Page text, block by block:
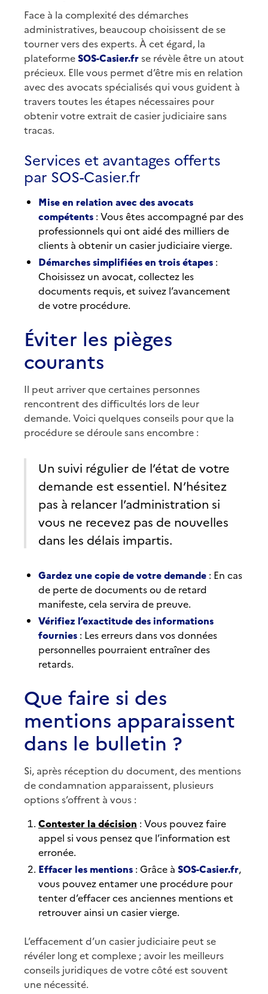
Face à la complexité des démarches
administratives, beaucoup choisissent de se
tourner vers des experts. À cet égard, la
plateformeSOS-Casier.frse révèle être un atout
précieux. Elle vous permet d’être mis en relation
avec des avocats spécialisés qui vous guident à
travers toutes les étapes nécessaires pour
obtenir votre extrait de casier judiciaire sans
tracas.
Services et avantages offerts
par SOS-Casier.fr
Mise en relation avec des avocats
compétents : Vous êtes accompagné par des
professionnels qui ont aidé des milliers de
clients à obtenir un casier judiciaire vierge.
Démarches simplifiées en trois étapes :
Choisissez un avocat, collectez les
documents requis, et suivez l’avancement
de votre procédure.
Éviter les pièges
courants
Il peut arriver que certaines personnes
rencontrent des difficultés lors de leur
demande. Voici quelques conseils pour que la
procédure se déroule sans encombre :
Un suivi régulier de l’état de votre
demande est essentiel. N’hésitez
pas à relancer l’administration si
vous ne recevez pas de nouvelles
dans les délais impartis.
Gardez une copie de votre demande : En cas
de perte de documents ou de retard
manifeste, cela servira de preuve.
Vérifiez l’exactitude des informations
fournies : Les erreurs dans vos données
personnelles pourraient entraîner des
retards.
Que faire si des
mentions apparaissent
dans le bulletin ?
Si, après réception du document, des mentions
de condamnation apparaissent, plusieurs
options s’offrent à vous :
Contester la décision : Vous pouvez faire
appel si vous pensez que l’information est
erronée.
Effacer les mentions : Grâce à SOS-Casier.fr,
vous pouvez entamer une procédure pour
tenter d’effacer ces anciennes mentions et
retrouver ainsi un casier vierge.
L’effacement d’un casier judiciaire peut se
révéler long et complexe ; avoir les meilleurs
conseils juridiques de votre côté est souvent
une nécessité.